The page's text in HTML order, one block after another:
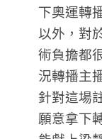
下奧運轉
以外，對
術負擔都
況轉播主
針對這場
願意拿下